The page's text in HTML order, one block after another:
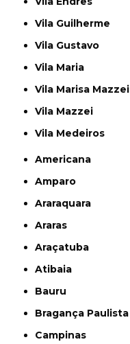
Vila Guilherme
Vila Gustavo
Vila Maria
Vila Marisa Mazzei
Vila Mazzei
Vila Medeiros
Americana
Amparo
Araraquara
Araras
Araçatuba
Atibaia
Bauru
Bragança Paulista
Campinas